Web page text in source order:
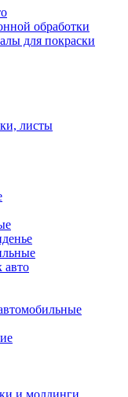
обработки
для покраски
листы
авто
и молдинги